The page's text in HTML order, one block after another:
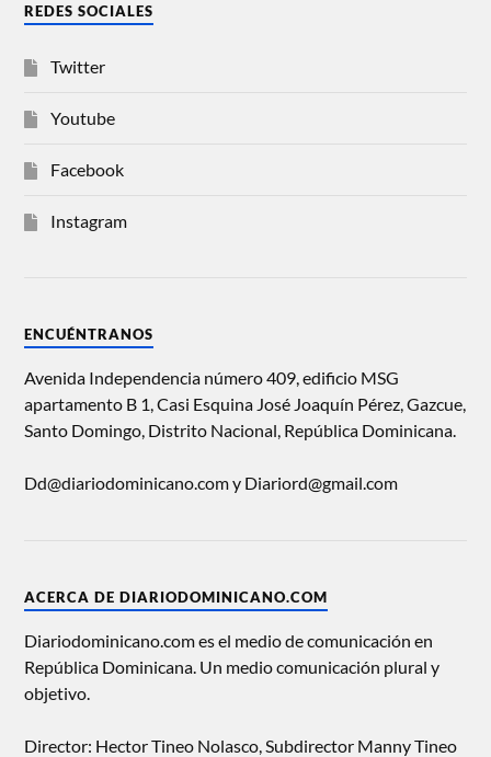
REDES SOCIALES
Twitter
Youtube
Facebook
Instagram
ENCUÉNTRANOS
Avenida Independencia número 409, edificio MSG
apartamento B 1, Casi Esquina José Joaquín Pérez, Gazcue,
Santo Domingo, Distrito Nacional, República Dominicana.
Dd@diariodominicano.com y Diariord@gmail.com
ACERCA DE DIARIODOMINICANO.COM
Diariodominicano.com es el medio de comunicación en
República Dominicana. Un medio comunicación plural y
objetivo.
Director: Hector Tineo Nolasco, Subdirector Manny Tineo